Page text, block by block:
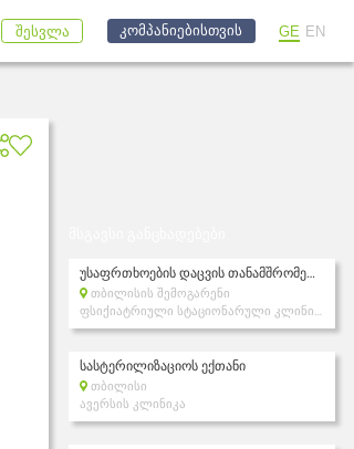
შესვლა კომპანიებისთვის GE EN
უსაფრთხოების დაცვის თანამშრომელი/ექთნის დამხმარე
თბილისის შემოგარენი
სასტერილიზაციოს ექთანი
თბილისი
ავერსის კლინიკა